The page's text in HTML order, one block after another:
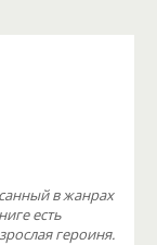
в жанрах
есть
героиня.